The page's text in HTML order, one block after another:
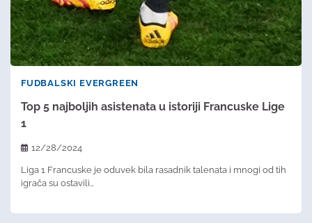
FUDBALSKI EVERGREEN
Top 5 najboljih asistenata u istoriji Francuske Lige
1
12/28/2024
Liga 1 Francuske je oduvek bila rasadnik talenata i mnogi od tih
igrača su ostavili…